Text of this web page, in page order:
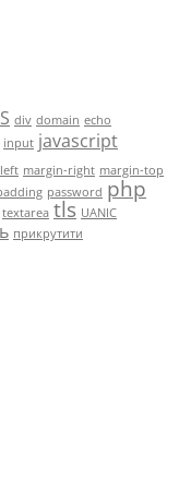
div domain echo
input javascript
margin-right margin-top
password php
textarea tls UANIC
прикрутити